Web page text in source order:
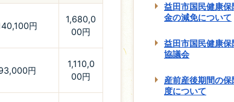
円
1,680,0
00円
円
1,110,0
00円
益田市国民健康保
金の減免について
益田市国民健康
協議会
産前産後期間の
度について